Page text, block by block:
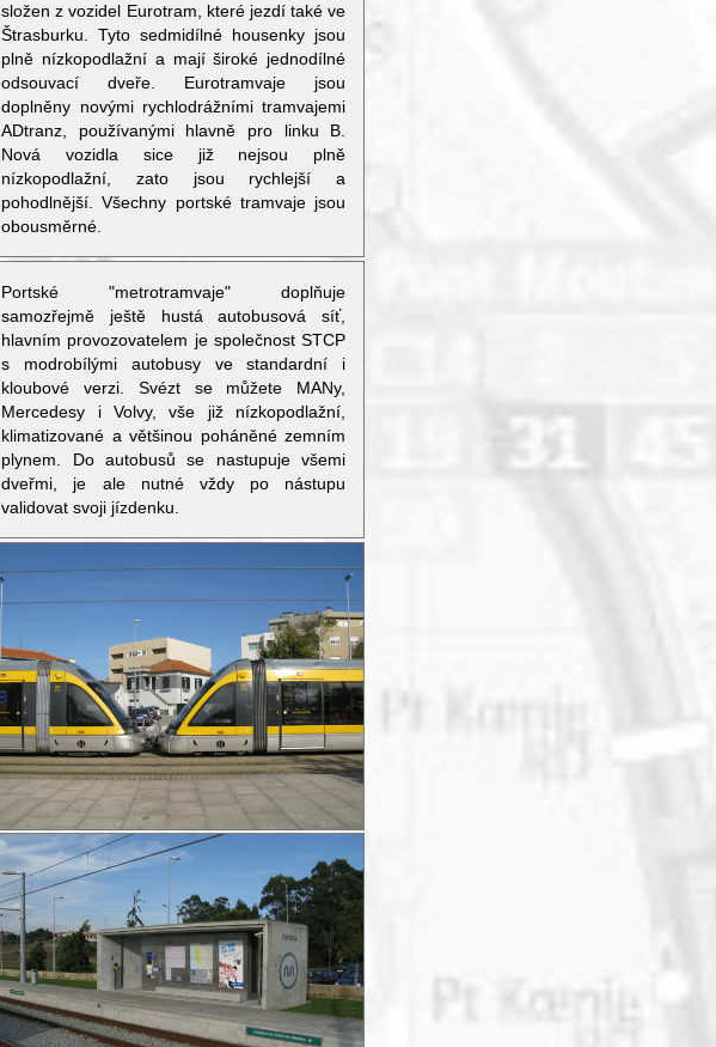
složen z vozidel Eurotram, které jezdí také ve
Štrasburku. Tyto sedmidílné housenky jsou
plně nízkopodlažní a mají široké jednodílné
odsouvací dveře. Eurotramvaje jsou
doplněny novými rychlodrážními tramvajemi
ADtranz, používanými hlavně pro linku B.
Nová vozidla sice již nejsou plně
nízkopodlažní, zato jsou rychlejší a
pohodlnější. Všechny portské tramvaje jsou
obousměrné.
Portské "metrotramvaje" doplňuje
samozřejmě ještě hustá autobusová síť,
hlavním provozovatelem je společnost STCP
s modrobílými autobusy ve standardní i
kloubové verzi. Svézt se můžete MANy,
Mercedesy i Volvy, vše již nízkopodlažní,
klimatizované a většinou poháněné zemním
plynem. Do autobusů se nastupuje všemi
dveřmi, je ale nutné vždy po nástupu
validovat svoji jízdenku.